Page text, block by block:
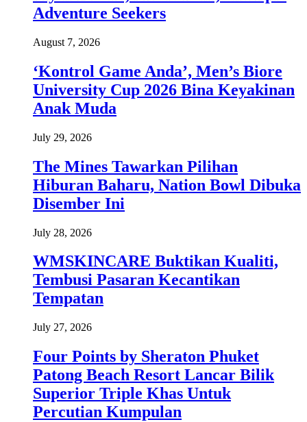
Adventure Seekers
August 7, 2026
‘Kontrol Game Anda’, Men’s Biore
University Cup 2026 Bina Keyakinan
Anak Muda
July 29, 2026
The Mines Tawarkan Pilihan
Hiburan Baharu, Nation Bowl Dibuka
Disember Ini
July 28, 2026
WMSKINCARE Buktikan Kualiti,
Tembusi Pasaran Kecantikan
Tempatan
July 27, 2026
Four Points by Sheraton Phuket
Patong Beach Resort Lancar Bilik
Superior Triple Khas Untuk
Percutian Kumpulan